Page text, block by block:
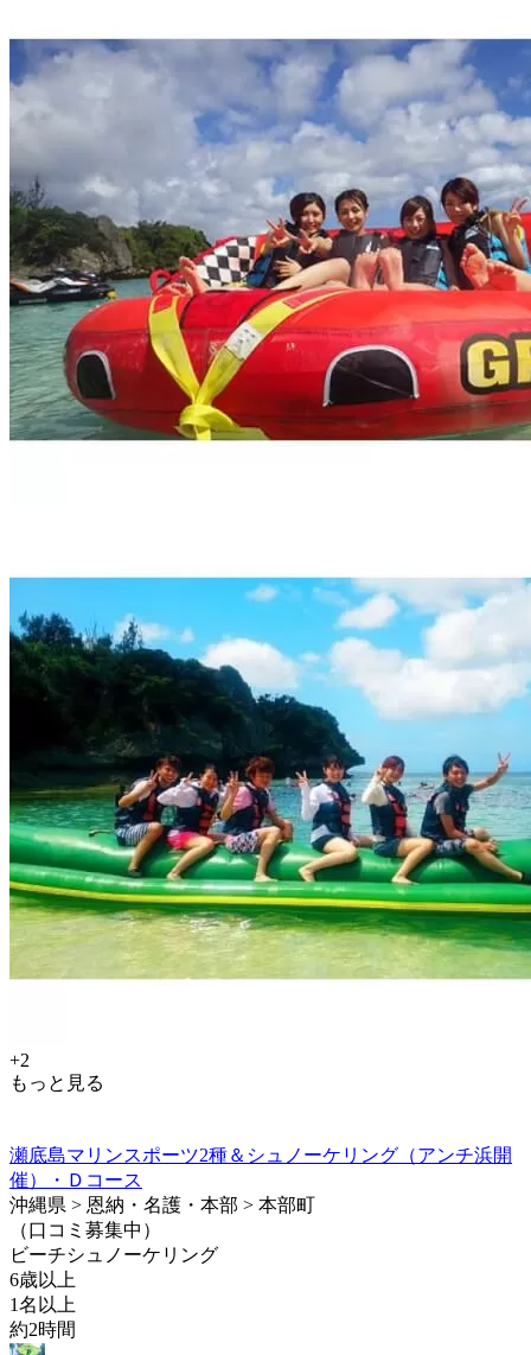
+2
もっと見る
瀬底島マリンスポーツ2種＆シュノーケリング（アンチ浜開
催）・Ｄコース
沖縄県 > 恩納・名護・本部 > 本部町
（口コミ募集中）
ビーチシュノーケリング
6歳以上
1名以上
約2時間